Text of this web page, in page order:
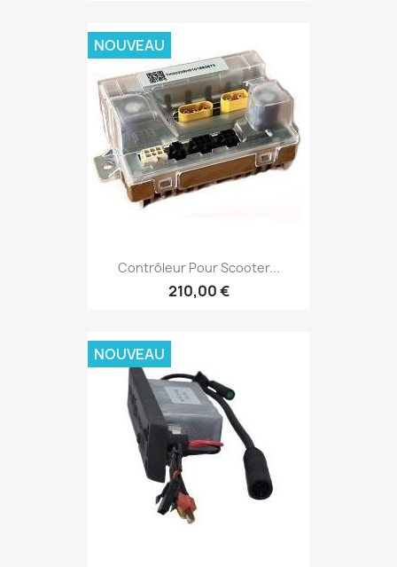
Contrôleur Pour Scooter...
210,00 €
NOUVEAU
NOUVEAU